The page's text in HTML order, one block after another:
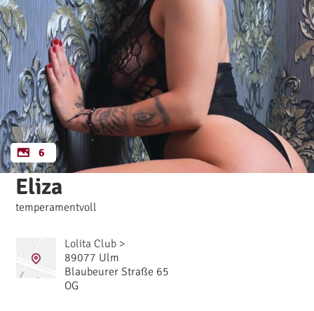
6
Eliza
temperamentvoll
Lolita Club >
89077 Ulm
Blaubeurer Straße 65
OG